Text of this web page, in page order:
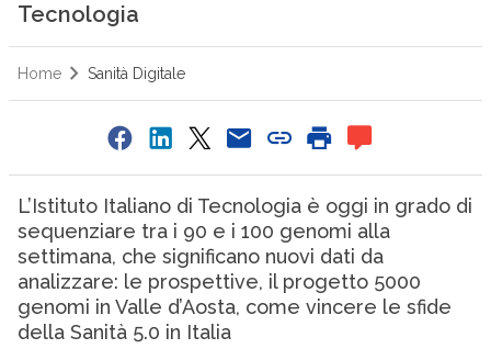
Tecnologia
Home Sanità Digitale
L’Istituto Italiano di Tecnologia è oggi in grado di
sequenziare tra i 90 e i 100 genomi alla
settimana, che significano nuovi dati da
analizzare: le prospettive, il progetto 5000
genomi in Valle d’Aosta, come vincere le sfide
della Sanità 5.0 in Italia